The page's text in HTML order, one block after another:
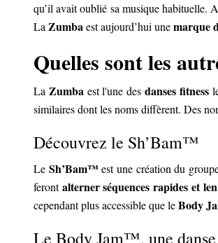
qu’il avait oublié sa musique habituelle.
La Zumbaest aujourd’hui unemarque
Quelles sont les
La Zumba est l'une desdanses fitness
similaires dont les noms diffèrent. Des
Découvrez le Sh’Bam™
Le Sh’Bam™est une création du
ferontalterner séquences rapides et
cependant plus accessible que leBody
Le Body Jam™, une